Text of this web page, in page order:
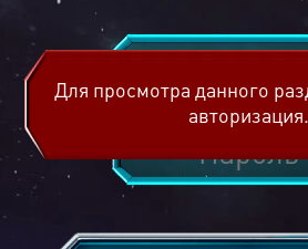
Для просмотра данного
авторизация.